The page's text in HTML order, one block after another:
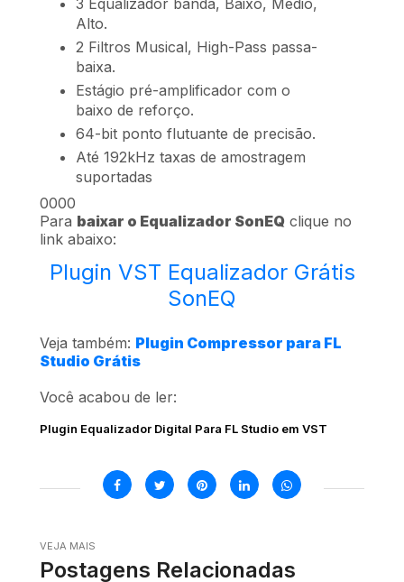
3 Equalizador banda, Baixo, Médio,
Alto.
2 Filtros Musical, High-Pass passa-
baixa.
Estágio pré-amplificador com o
baixo de reforço.
64-bit ponto flutuante de precisão.
Até 192kHz taxas de amostragem
suportadas
0000
Para baixar o Equalizador SonEQ clique no
link abaixo:
Plugin VST Equalizador Grátis
SonEQ
Veja também: Plugin Compressor para FL
Studio Grátis
Você acabou de ler:
Plugin Equalizador Digital Para FL Studio em VST
VEJA MAIS
Postagens Relacionadas